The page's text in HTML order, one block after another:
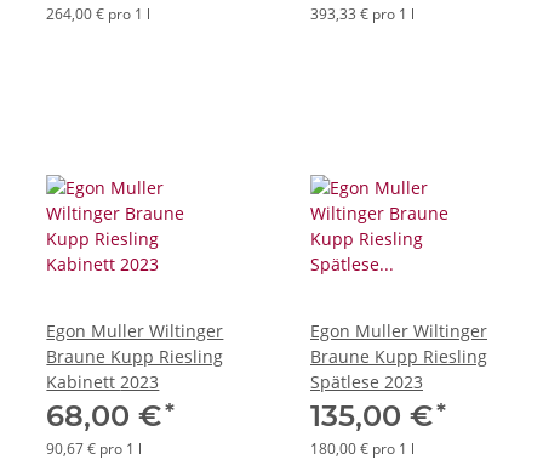
264,00 € pro 1 l 393,33 € pro 1 l
Egon Muller Wiltinger
Braune Kupp Riesling
Kabinett 2023
68,00 €*
90,67 € pro 1 l
Egon Muller Wiltinger
Braune Kupp Riesling
Spätlese 2023
135,00 €*
180,00 € pro 1 l